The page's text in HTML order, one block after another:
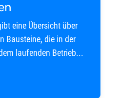
eine Übersicht über
Bausteine, die in der
laufenden Betrieb...